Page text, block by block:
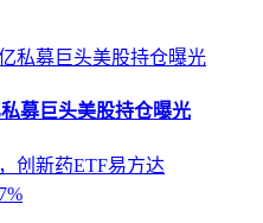
募巨头美股持仓曝光